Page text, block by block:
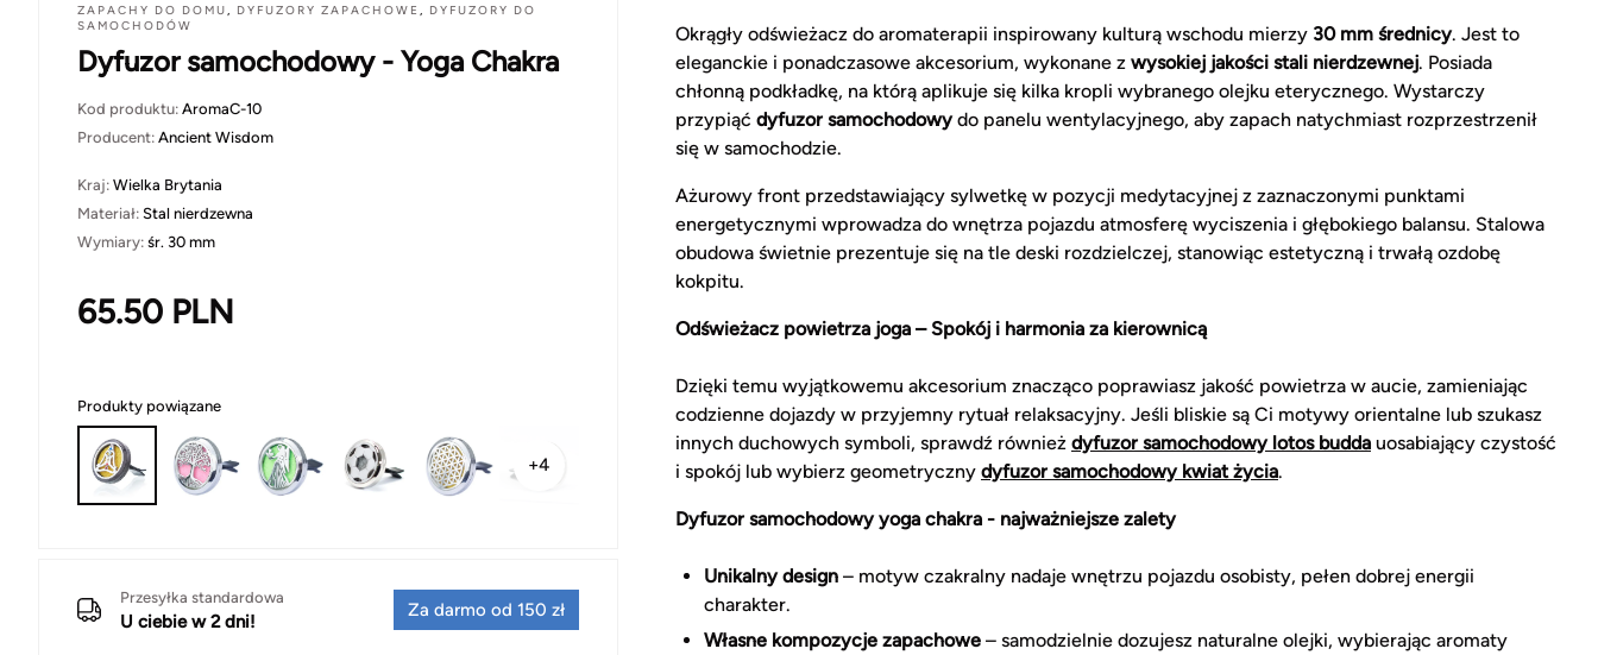
ZAPACHY DO DOMU, DYFUZORY ZAPACHOWE , DYFUZORY DO
SAMOCHODÓW
Dyfuzor samochodowy - Yoga Chakra
Kod produktu: AromaC-10
Producent: Ancient Wisdom
Kraj: Wielka Brytania
Materiał: Stal nierdzewna
Wymiary: śr. 30 mm
65.50 PLN
Produkty powiązane
+4
Przesyłka standardowa
U ciebie w 2 dni!
Za darmo od 150 zł
Okrągły odświeżacz do aromaterapii inspirowany kulturą wschodu mierzy 30 mm średnicy. Jest to
eleganckie i ponadczasowe akcesorium, wykonane z wysokiej jakości stali nierdzewnej. Posiada
chłonną podkładkę, na którą aplikuje się kilka kropli wybranego olejku eterycznego. Wystarczy
przypiąć dyfuzor samochodowydo panelu wentylacyjnego, aby zapach natychmiast rozprzestrzenił
się w samochodzie.
Ażurowy front przedstawiający sylwetkę w pozycji medytacyjnej z zaznaczonymi punktami
energetycznymi wprowadza do wnętrza pojazdu atmosferę wyciszenia i głębokiego balansu. Stalowa
obudowa świetnie prezentuje się na tle deski rozdzielczej, stanowiąc estetyczną i trwałą ozdobę
kokpitu.
Odświeżacz powietrza joga – Spokój i harmonia za kierownicą
Dzięki temu wyjątkowemu akcesorium znacząco poprawiasz jakość powietrza w aucie, zamieniając
codzienne dojazdy w przyjemny rytuał relaksacyjny. Jeśli bliskie są Ci motywy orientalne lub szukasz
innych duchowych symboli, sprawdź również dyfuzor samochodowy lotos budda uosabiający czystość
i spokój lub wybierz geometryczny dyfuzor samochodowy kwiat życia.
Dyfuzor samochodowy yoga chakra - najważniejsze zalety
Unikalny design – motyw czakralny nadaje wnętrzu pojazdu osobisty, pełen dobrej energii
charakter.
Własne kompozycje zapachowe – samodzielnie dozujesz naturalne olejki, wybierając aromaty